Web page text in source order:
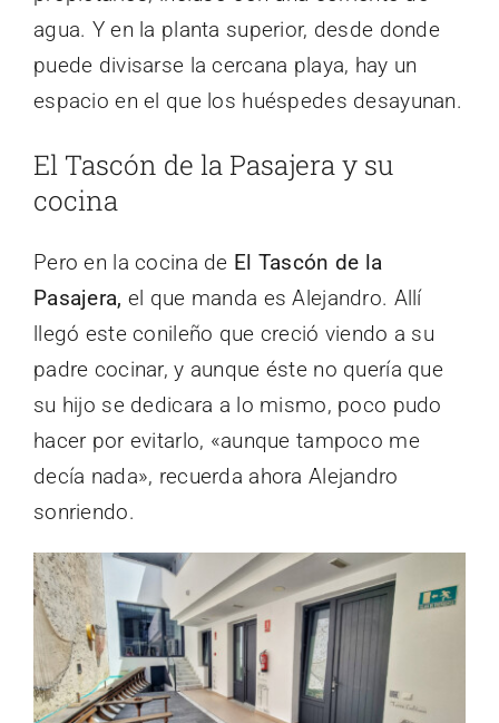
agua. Y en la planta superior, desde donde
puede divisarse la cercana playa, hay un
espacio en el que los huéspedes desayunan.
El Tascón de la Pasajera y su
cocina
Pero en la cocina de El Tascón de la
Pasajera, el que manda es Alejandro. Allí
llegó este conileño que creció viendo a su
padre cocinar, y aunque éste no quería que
su hijo se dedicara a lo mismo, poco pudo
hacer por evitarlo, «aunque tampoco me
decía nada», recuerda ahora Alejandro
sonriendo.